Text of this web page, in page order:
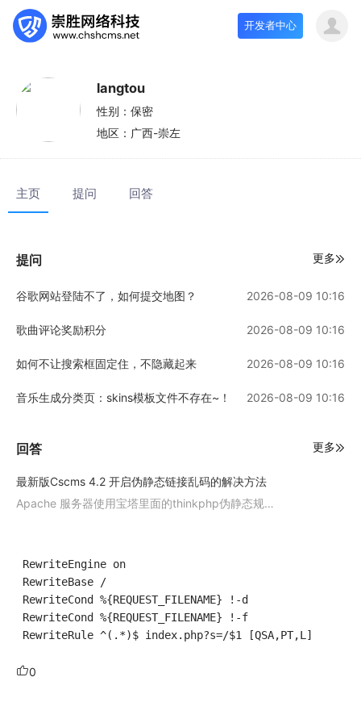
开发者中心
langtou
性别： 保密
地区： 广西-崇左
主页 提问 回答
提问 更多
谷歌网站登陆不了，如何提交地图？ 2026-08-09 10:16
歌曲评论奖励积分 2026-08-09 10:16
如何不让搜索框固定住，不隐藏起来 2026-08-09 10:16
音乐生成分类页：skins模板文件不存在~！ 2026-08-09 10:16
回答 更多
最新版Cscms 4.2 开启伪静态链接乱码的解决方法
Apache 服务器使用宝塔里面的thinkphp伪静态规则即可
也就是根目录下的文件 .htaccess
RewriteEngine on
RewriteBase /
RewriteCond %{REQUEST_FILENAME} !-d
RewriteCond %{REQUEST_FILENAME} !-f
RewriteRule ^(.*)$ index.php?s=/$1 [QSA,PT,L]
0